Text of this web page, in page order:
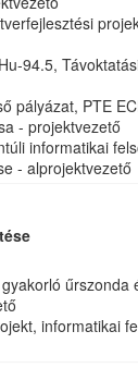
94.5,
pályázat, PTE
- projektvezető
informatikai
- alprojektvezető
űrszonda
informatikai